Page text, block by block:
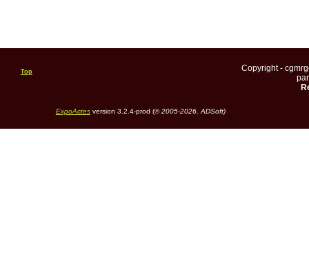
Top
Copyright -
ExpoActesversion 3.2.4-prod (©2005-2026, ADSoft)